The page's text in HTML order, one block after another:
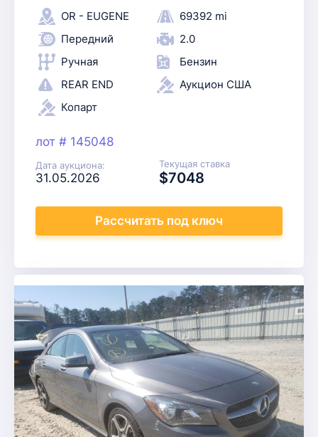
OR - EUGENE
69392 mi
Передний
2.0
Ручная
Бензин
REAR END
Аукцион США
Копарт
лот # 145048
Дата аукциона:
31.05.2026
Текущая ставка
$7048
Рассчитать под ключ